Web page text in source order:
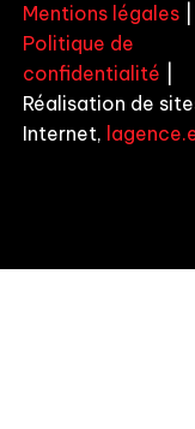
Mentions légales
Politique de
confidentialité
Réalisation de
Internet,